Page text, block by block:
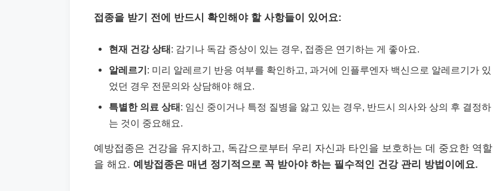
접종을 받기 전에 반드시 확인해야 할 사항들이 있어요:
현재 건강 상태: 감기나 독감 증상이 있는 경우, 접종은 연기하는 게 좋아요.
알레르기: 미리 알레르기 반응 여부를 확인하고, 과거에 인플루엔자 백신으로 알레르기가 있
었던 경우 전문의와 상담해야 해요.
특별한 의료 상태: 임신 중이거나 특정 질병을 앓고 있는 경우, 반드시 의사와 상의 후 결정하
는 것이 중요해요.
예방접종은 건강을 유지하고, 독감으로부터 우리 자신과 타인을 보호하는 데 중요한 역할
을 해요. 예방접종은 매년 정기적으로 꼭 받아야 하는 필수적인 건강 관리 방법이에요.